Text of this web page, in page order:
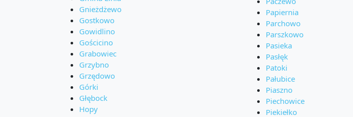
Gnieżdżewo
Gostkowo
Gowidlino
Gościcino
Grabowiec
Grzybno
Grzędowo
Górki
Głębock
Hopy
Papiernia
Parchowo
Parszkowo
Pasieka
Pasłęk
Patoki
Pałubice
Piaszno
Piechowice
Piekiełko